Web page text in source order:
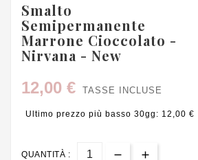
Smalto
Semipermanente
Marrone Cioccolato -
Nirvana - New
12,00 €
TASSE INCLUSE
Ultimo prezzo più basso 30gg: 12,00 €
QUANTITÀ :